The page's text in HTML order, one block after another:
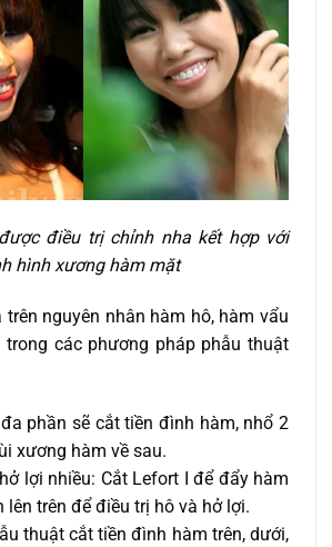
điều trị chỉnh nha kết hợp với
hình xương hàm mặt
nguyên nhân hàm hô, hàm vẩu
trong các phương pháp phẫu thuật
phần sẽ cắt tiền đình hàm, nhổ 2
xương hàm về sau.
lợi nhiều: Cắt Lefort I để đẩy hàm
lên trên để điều trị hô và hở lợi.
thuật cắt tiền đình hàm trên, dưới,